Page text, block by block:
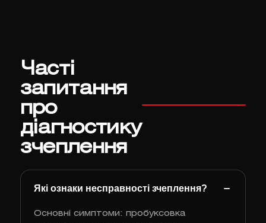
Часті
запитання
про
діагностику
зчеплення
Які ознаки несправності зчеплення?
Основні симптоми: пробуксовка